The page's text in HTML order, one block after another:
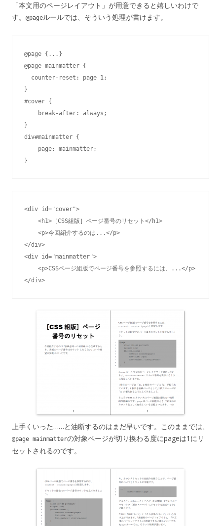
「本文用のページレイアウト」が用意できると嬉しいわけで
す。
@pageルールでは、そういう処理が書けます。
@page {...}
@page mainmatter {
  counter-reset: page 1;
}
#cover {
    break-after: always;
}
div#mainmatter {
    page: mainmatter;
}
<div id="cover">
    <h1>［CSS組版］ページ番号のリセット</h1>
    <p>今回紹介するのは...</p>
</div>
<div id="mainmatter">
    <p>CSSページ組版でページ番号を参照するには、...</p>
</div>
上手くいった……と油断するのはまだ早いです。このままでは、
@page mainmatterの対象ページが切り換わる度にpageは1にリ
セットされるのです。